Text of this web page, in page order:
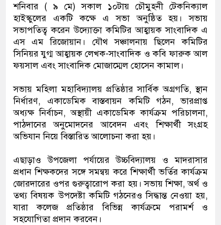
শনিবার ( ৯ মে) সকাল ১০টায় চৌমুহনী টেকনিক্যাল
হাইস্কুলের একটি কক্ষে এ সভা অনুষ্ঠিত হয়। সভায়
সভাপতিত্ব করেন উদ্যোক্তা কমিটির আহ্বায়ক সাংবাদিক এ
এস এম রিজোয়ান। যৌথ সঞ্চালনায় ছিলেন কমিটির
সিনিয়র যুগ্ম আহ্বায়ক লেখক-সাংবাদিক ও কবি ফারুক আল
ফয়সাল এবং সাংবাদিক মোজাম্মেল হোসেন কামাল।
সভায় মহিলা মহাবিদ্যালয় প্রতিষ্ঠার সার্বিক অগ্রগতি, স্থান
নির্ধারণ, একাডেমিক বাস্তবায়ন কমিটি গঠন, ভারপ্রাপ্ত
অধ্যক্ষ নির্বাচন, অস্থায়ী একাডেমিক কার্যক্রম পরিচালনা,
পাঠদানের অনুমোদনের আবেদন এবং শিক্ষার্থী সংগ্রহ
অভিযান নিয়ে বিস্তারিত আলোচনা করা হয়।
এছাড়াও উপজেলা পর্যায়ের উচ্চবিদ্যালয় ও মাদরাসার
প্রধান শিক্ষকদের সঙ্গে সমন্বয় করে শিক্ষার্থী ভর্তির কার্যক্রম
জোরদারের ওপর গুরুত্বারোপ করা হয়। সভায় শিক্ষা, অর্থ ও
তথ্য বিষয়ক উপদেষ্টা কমিটি গঠনেরও সিদ্ধান্ত নেওয়া হয়,
যারা কলেজ প্রতিষ্ঠার বিভিন্ন কার্যক্রমে পরামর্শ ও
সহযোগিতা প্রদান করবেন।